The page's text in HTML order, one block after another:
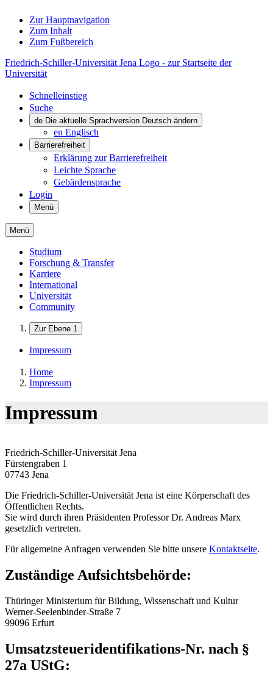
Zur Hauptnavigation
Zum Inhalt
Zum Fußbereich
Friedrich-Schiller-Universität Jena Logo - zur Startseite der
Universität
Schnelleinstieg
Suche
de Die aktuelle Sprachversion Deutsch ändern
en Englisch
Barrierefreiheit
Erklärung zur Barrierefreiheit
Leichte Sprache
Gebärdensprache
Login
Menü
Menü
Studium
Forschung & Transfer
Karriere
International
Universität
Community
Zur Ebene 1
Impressum
Home
Impressum
Impressum
Friedrich-Schiller-Universität Jena
Fürstengraben 1
07743 Jena
Die Friedrich-Schiller-Universität Jena ist eine Körperschaft des
Öffentlichen Rechts.
Sie wird durch ihren Präsidenten Professor Dr. Andreas Marx
gesetzlich vertreten.
Für allgemeine Anfragen verwenden Sie bitte unsere Kontaktseite.
Zuständige Aufsichtsbehörde:
Thüringer Ministerium für Bildung, Wissenschaft und Kultur
Werner-Seelenbinder-Straße 7
99096 Erfurt
Umsatzsteueridentifikations-Nr. nach §
27a UStG: